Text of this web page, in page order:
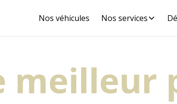
Nos véhicules Nos services
meilleur